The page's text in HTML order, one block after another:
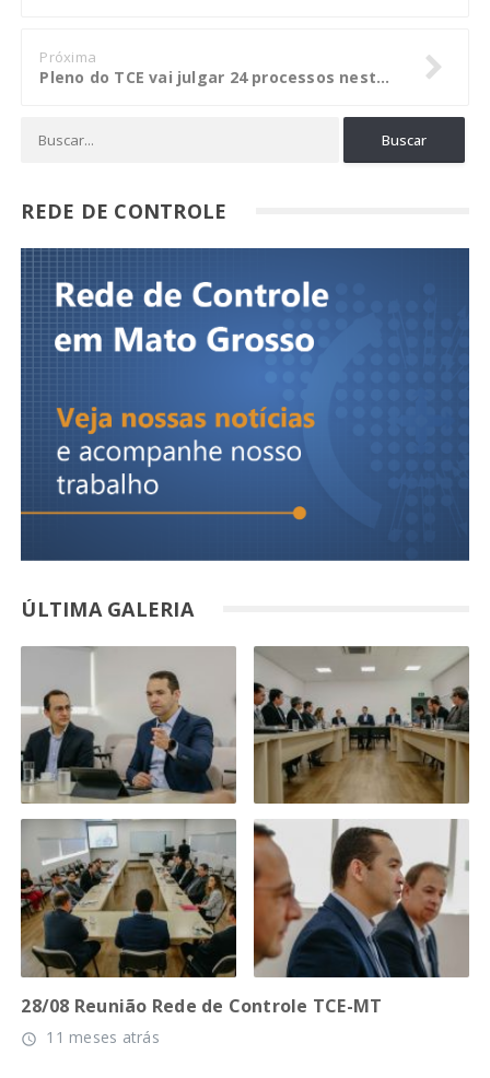
Próxima
Pleno do TCE vai julgar 24 processos nesta terça-feira
REDE DE CONTROLE
ÚLTIMA GALERIA
28/08 Reunião Rede de Controle TCE-MT
access_time 11 meses atrás